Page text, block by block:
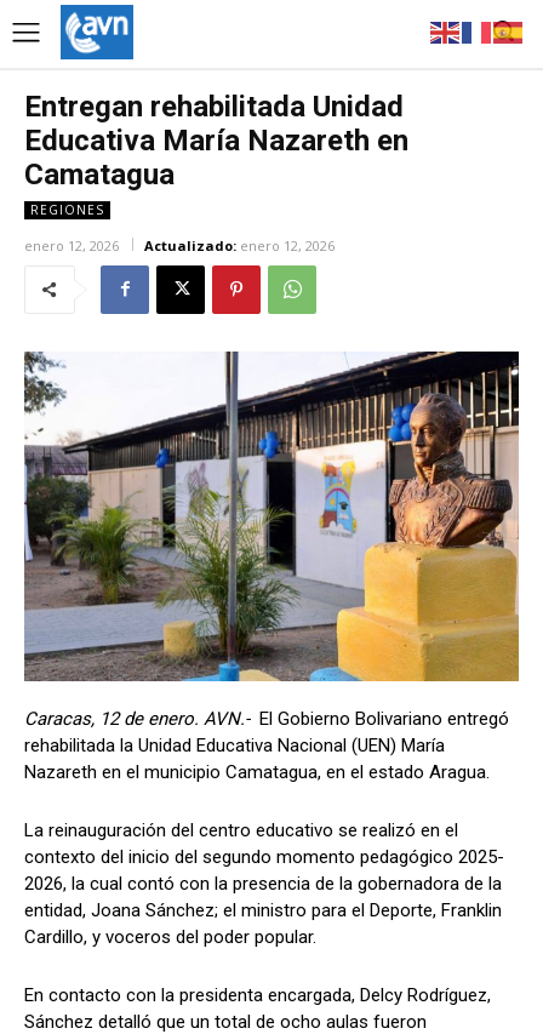
Entregan rehabilitada Unidad
Educativa María Nazareth en
Camatagua
REGIONES
enero 12, 2026 Actualizado: enero 12, 2026
Caracas, 12 de enero. AVN.- El Gobierno Bolivariano entregó
rehabilitada la Unidad Educativa Nacional (UEN) María
Nazareth en el municipio Camatagua, en el estado Aragua.
La reinauguración del centro educativo se realizó en el
contexto del inicio del segundo momento pedagógico 2025-
2026, la cual contó con la presencia de la gobernadora de la
entidad, Joana Sánchez; el ministro para el Deporte, Franklin
Cardillo, y voceros del poder popular.
En contacto con la presidenta encargada, Delcy Rodríguez,
Sánchez detalló que un total de ocho aulas fueron